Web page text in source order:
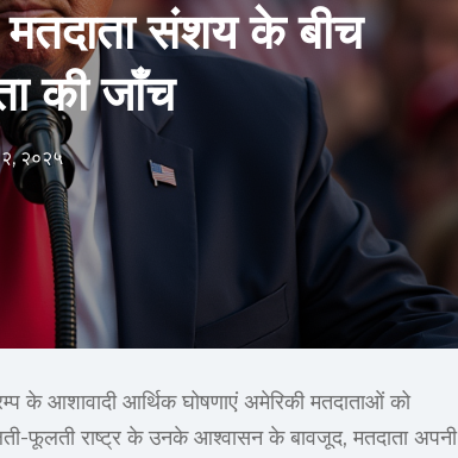
संशय के बीच
की जाँच
२०२५
के आशावादी आर्थिक घोषणाएं अमेरिकी मतदाताओं को
फूलती राष्ट्र के उनके आश्वासन के बावजूद, मतदाता अपनी